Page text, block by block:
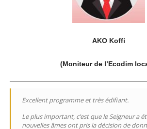
AKO Koffi
(Moniteur de l’Ecodim
Excellent programme et très édifiant.
Le plus important, c’est que le Seigneur a
nouvelles âmes ont pris la décision de